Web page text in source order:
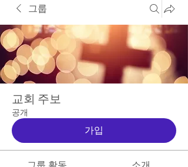
그룹
교회 주보
공개
가입